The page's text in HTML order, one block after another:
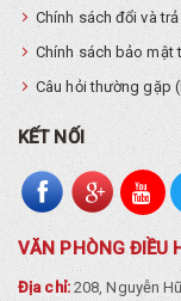
Chính sách đổi và
Chính sách bảo mật
Câu hỏi thường gặp
KẾT NỐI
VĂN PHÒNG ĐIỀU
Địa chỉ:208, Nguyễn